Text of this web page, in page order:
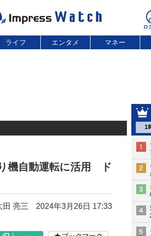
ライフ エンタメ マネー
1
機自動運転に活用 ド
田 亮三 2024年3月26日 17:33